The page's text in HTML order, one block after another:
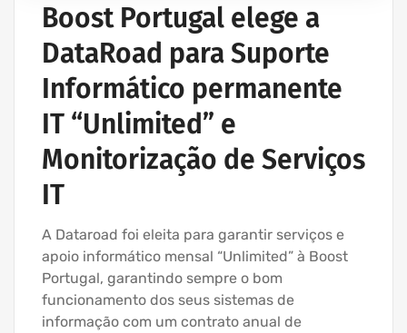
Boost Portugal elege a
DataRoad para Suporte
Informático permanente
IT “Unlimited” e
Monitorização de Serviços
IT
A Dataroad foi eleita para garantir serviços e
apoio informático mensal “Unlimited” à Boost
Portugal, garantindo sempre o bom
funcionamento dos seus sistemas de
informação com um contrato anual de